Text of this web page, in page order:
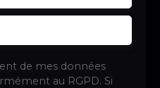
de mes données
au RGPD. Si